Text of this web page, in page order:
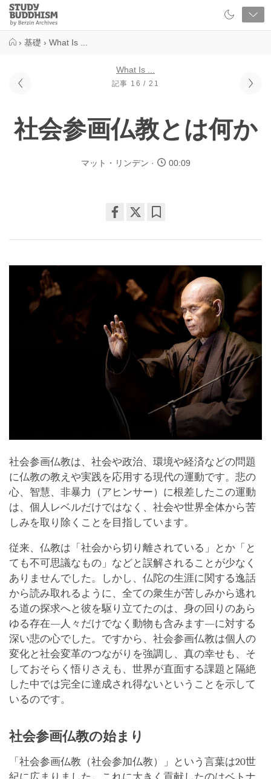
Close
Study
Buddhism
› 基礎 › What Is ...
What Is ...
記事 16 / 21
社会参画仏教とは何か
マット・リンデン 00:09
on
社会参画仏教は、社会や政治、環境や経済などの問題
に仏教の教えや実践を応用する現代の運動です。悲の
心、智慧、非暴力（アヒンサー）に根差したこの運動
は、個人レベルだけではなく、社会や世界全体から苦
しみを取り除くことを目指しています。
従来、仏教は「社会から切り離されている」とか「と
ても不可思議なもの」などと誤解されることが少なく
ありませんでした。しかし、仏陀の生涯に関する逸話
から読み取れるように、全ての衆生が苦しみから逃れ
る道の探求へと彼を駆り立てたのは、身の回りのあら
ゆる存在―人々だけでなく動物も含みます―に対する
深い悲の心でした。ですから、社会参画仏教は個人の
変化と社会変革のつながりを強調し、真の幸せも、そ
しておそらく悟りさえも、世界が直面する課題と隔絶
した中では完全に達成され得ないということを示して
いるのです。
社会参画仏教の始まり
「社会参画仏教（社会参加仏教）」という言葉は20世